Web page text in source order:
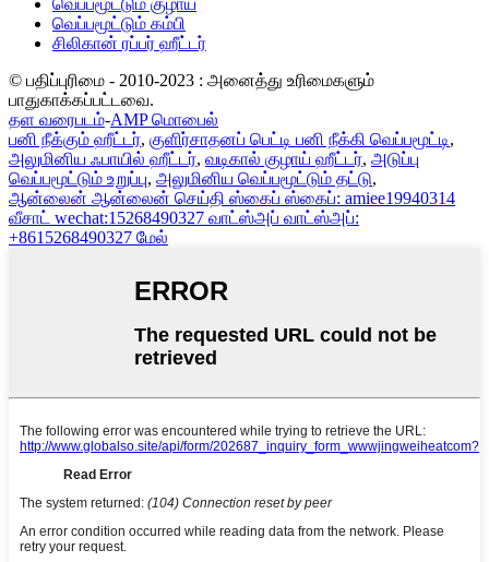
வெப்பமூட்டும் குழாய்
வெப்பமூட்டும் கம்பி
சிலிகான் ரப்பர் ஹீட்டர்
© பதிப்புரிமை - 2010-2023 : அனைத்து உரிமைகளும்
பாதுகாக்கப்பட்டவை.
தள வரைபடம்-AMP மொபைல்
பனி நீக்கும் ஹீட்டர், குளிர்சாதனப் பெட்டி பனி நீக்கி வெப்பமூட்டி,
அலுமினிய ஃபாயில் ஹீட்டர், வடிகால் குழாய் ஹீட்டர், அடுப்பு
வெப்பமூட்டும் உறுப்பு, அலுமினிய வெப்பமூட்டும் தட்டு,
ஆன்லைன் ஆன்லைன் செய்தி ஸ்கைப் ஸ்கைப்: amiee19940314
வீசாட் wechat:15268490327 வாட்ஸ்அப் வாட்ஸ்அப்:
+8615268490327 மேல்